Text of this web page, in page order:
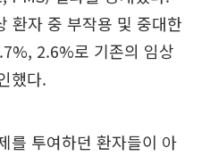
환자 중 부작용 및 중대한
2.6%로 기존의 임상
했다.
를 투여하던 환자들이 아